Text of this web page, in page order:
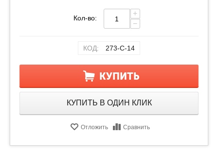
Кол-во:
+
−
КОД: 273-С-14
КУПИТЬ
КУПИТЬ В ОДИН КЛИК
Отложить Сравнить